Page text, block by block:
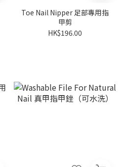
Toe Nail Nipper 足部專用指
甲剪
HK$196.00